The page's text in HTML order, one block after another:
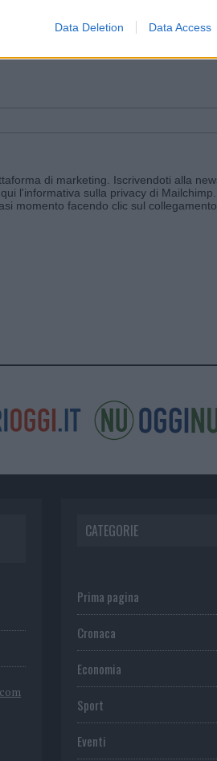
Data Deletion Data Access
e ricevi le nostre email periodiche
di marketing. Iscrivendoti alla
l'informativa sulla privacy di Mailchimp
momento facendo clic sul
CATEGORIE
Prima pagina
Cronaca
Economia
Sport
Eventi